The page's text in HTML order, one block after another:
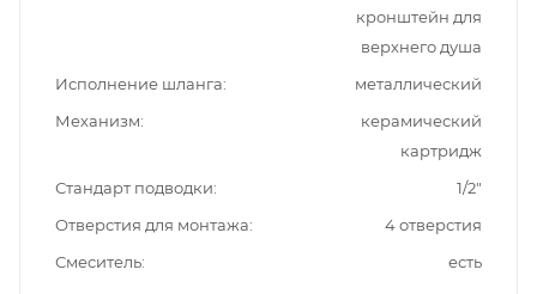
кронштейн для
верхнего душа
Исполнение шланга
металлический
Механизм
керамический
картридж
Стандарт подводки
1/2"
Отверстия для монтажа
4 отверстия
Смеситель
есть